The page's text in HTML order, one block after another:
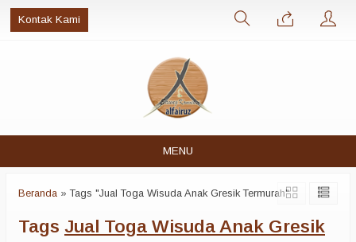
Kontak Kami
MENU
Beranda »Tags "Jual Toga Wisuda Anak Gresik Termurah"
Tags Jual Toga Wisuda Anak Gresik